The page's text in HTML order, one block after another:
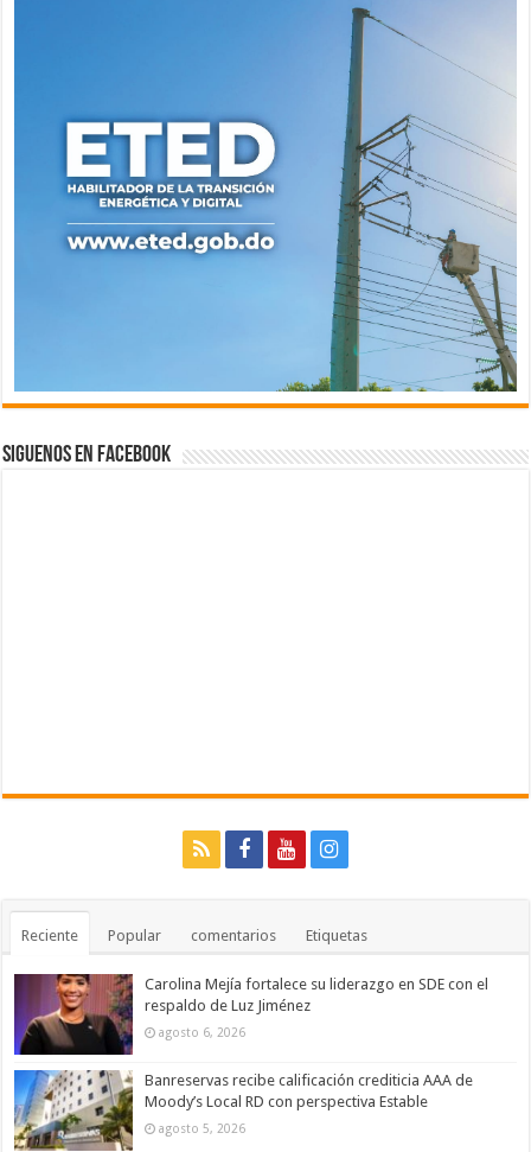
Siguenos en Facebook
Reciente Popular comentarios Etiquetas
Carolina Mejía fortalece su liderazgo en SDE con el
respaldo de Luz Jiménez
agosto 6, 2026
Banreservas recibe calificación crediticia AAA de
Moody’s Local RD con perspectiva Estable
agosto 5, 2026